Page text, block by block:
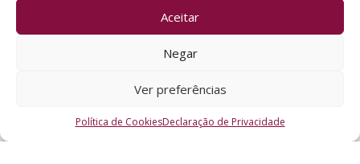
Aceitar
Negar
Ver preferências
Política de CookiesDeclaração de Privacidade